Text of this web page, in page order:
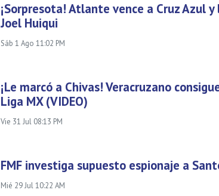
¡Sorpresota! Atlante vence a Cruz Azul
Joel Huiqui
Sáb 1 Ago 11:02 PM
¡Le marcó a Chivas! Veracruzano
Liga MX (VIDEO)
Vie 31 Jul 08:13 PM
FMF investiga supuesto espionaje a
Mié 29 Jul 10:22 AM